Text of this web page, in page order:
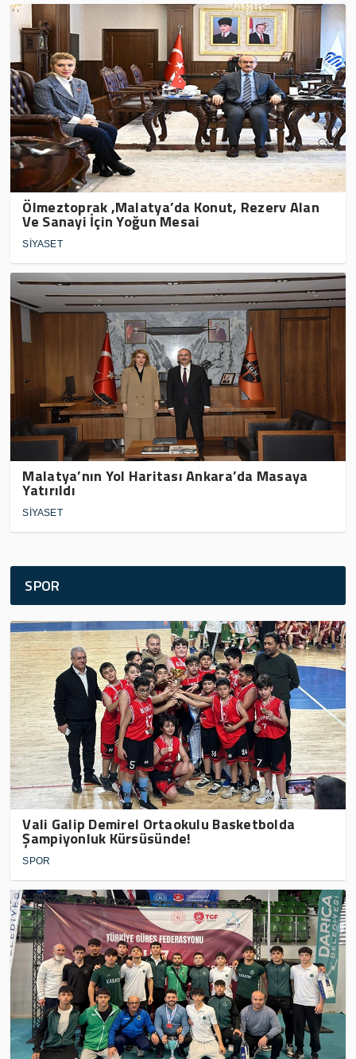
Ölmeztoprak ,Malatya’da Konut, Rezerv Alan
Ve Sanayi İçin Yoğun Mesai
SİYASET
Malatya’nın Yol Haritası Ankara’da Masaya
Yatırıldı
SİYASET
SPOR
Vali Galip Demirel Ortaokulu Basketbolda
Şampiyonluk Kürsüsünde!
SPOR